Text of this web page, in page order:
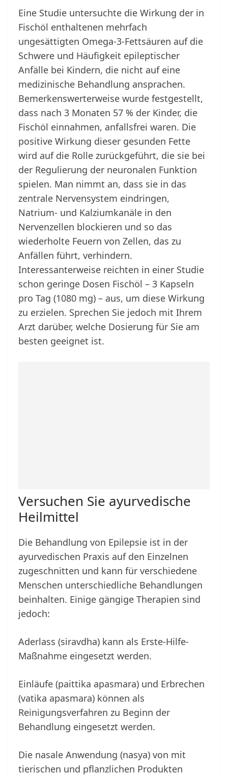
Eine Studie untersuchte die Wirkung der in
Fischöl enthaltenen mehrfach
ungesättigten Omega-3-Fettsäuren auf die
Schwere und Häufigkeit epileptischer
Anfälle bei Kindern, die nicht auf eine
medizinische Behandlung ansprachen.
Bemerkenswerterweise wurde festgestellt,
dass nach 3 Monaten 57 % der Kinder, die
Fischöl einnahmen, anfallsfrei waren. Die
positive Wirkung dieser gesunden Fette
wird auf die Rolle zurückgeführt, die sie bei
der Regulierung der neuronalen Funktion
spielen. Man nimmt an, dass sie in das
zentrale Nervensystem eindringen,
Natrium- und Kalziumkanäle in den
Nervenzellen blockieren und so das
wiederholte Feuern von Zellen, das zu
Anfällen führt, verhindern.
Interessanterweise reichten in einer Studie
schon geringe Dosen Fischöl – 3 Kapseln
pro Tag (1080 mg) – aus, um diese Wirkung
zu erzielen. Sprechen Sie jedoch mit Ihrem
Arzt darüber, welche Dosierung für Sie am
besten geeignet ist.
Versuchen Sie ayurvedische
Heilmittel
Die Behandlung von Epilepsie ist in der
ayurvedischen Praxis auf den Einzelnen
zugeschnitten und kann für verschiedene
Menschen unterschiedliche Behandlungen
beinhalten. Einige gängige Therapien sind
jedoch:
Aderlass (siravdha) kann als Erste-Hilfe-
Maßnahme eingesetzt werden.
Einläufe (paittika apasmara) und Erbrechen
(vatika apasmara) können als
Reinigungsverfahren zu Beginn der
Behandlung eingesetzt werden.
Die nasale Anwendung (nasya) von mit
tierischen und pflanzlichen Produkten